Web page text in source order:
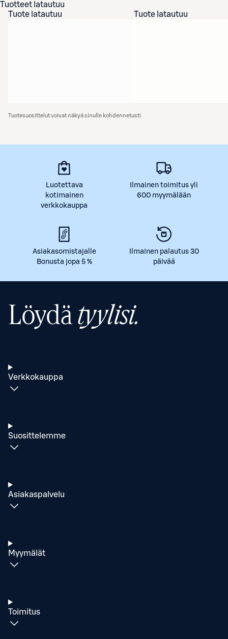
Tuotteet latautuu
Tuote latautuu
Tuote latautuu
Tuotesuosittelut voivat näkyä sinulle kohdennetusti
Luotettava
kotimainen
verkkokauppa
Ilmainen toimitus yli
600 myymälään
Asiakasomistajalle
Bonusta jopa 5 %
Ilmainen palautus 30
päivää
Löydätyylisi.
Verkkokauppa
Suosittelemme
Asiakaspalvelu
Myymälät
Toimitus